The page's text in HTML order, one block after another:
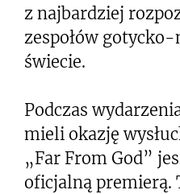
z najbardziej
zespołów
świecie.
Podczas
mieli okazję
„Far From God”
oficjalną premierą.